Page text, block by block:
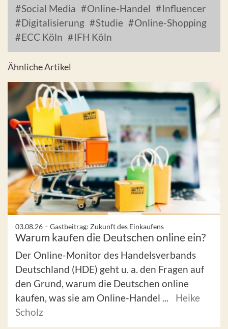
Social Media Online-Handel
Influencer
Digitalisierung
Studie
Online-Shopping
ECC Köln
IFH Köln
Ähnliche Artikel
03.08.26 – Gastbeitrag: Zukunft des Einkaufens
Warum kaufen die Deutschen online ein?
Der Online-Monitor des Handelsverbands
Deutschland (HDE) geht u. a. den Fragen auf
den Grund, warum die Deutschen online
kaufen, was sie am Online-Handel ...
Heike
Scholz